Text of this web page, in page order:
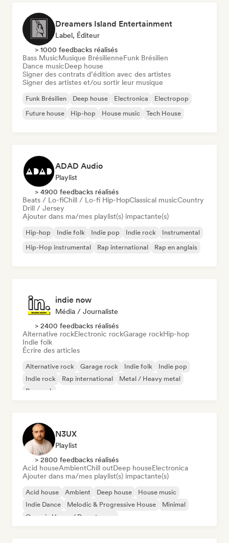
Dreamers Island Entertainment
Label, Éditeur
> 1000 feedbacks réalisés
Bass MusicMusique BrésilienneFunk Brésilien
Dance musicDeep house
Signer des contrats d’édition avec des artistes
Signer des artistes et/ou sortir leur musique
Funk Brésilien Deep house Electronica
Electropop
Future house
Hip-hop House music Tech House
ADAD Audio
Playlist
> 4900 feedbacks réalisés
Beats / Lo-fiChill / Lo-fi Hip-HopClassical musicCountry
Drill / Jersey
Ajouter dans ma/mes playlist(s) impactante(s)
Hip-hop Indie folk Indie pop Indie rock
Instrumental
Hip-Hop instrumental
Rap international Rap en anglais
indie now
Média / Journaliste
> 2400 feedbacks réalisés
Alternative rockElectronic rockGarage rockHip-hop
Indie folk
Écrire des articles
Alternative rock Garage rock Indie folk
Indie pop
Indie rock
Rap international
Metal / Heavy metal
Pop rock
N3UX
Playlist
> 2800 feedbacks réalisés
Acid houseAmbientChill outDeep houseElectronica
Ajouter dans ma/mes playlist(s) impactante(s)
Acid house Ambient Deep house
House music
Indie Dance
Melodic & Progressive House
Minimal
Organic House / Downtempo